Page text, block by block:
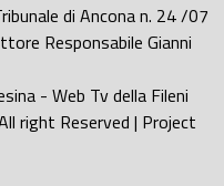
di Ancona n. 24 /07
Responsabile Gianni
- Web Tv della Fileni
right Reserved | Project